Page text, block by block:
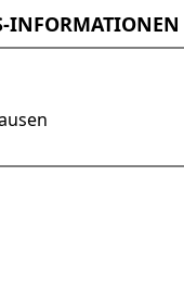
INFORMATIONEN